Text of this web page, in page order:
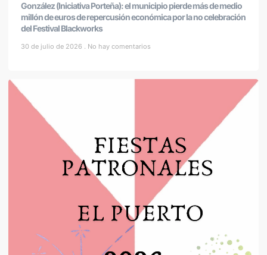
González (Iniciativa Porteña): el municipio pierde más de medio
millón de euros de repercusión económica por la no celebración
del Festival Blackworks
30 de julio de 2026 No hay comentarios